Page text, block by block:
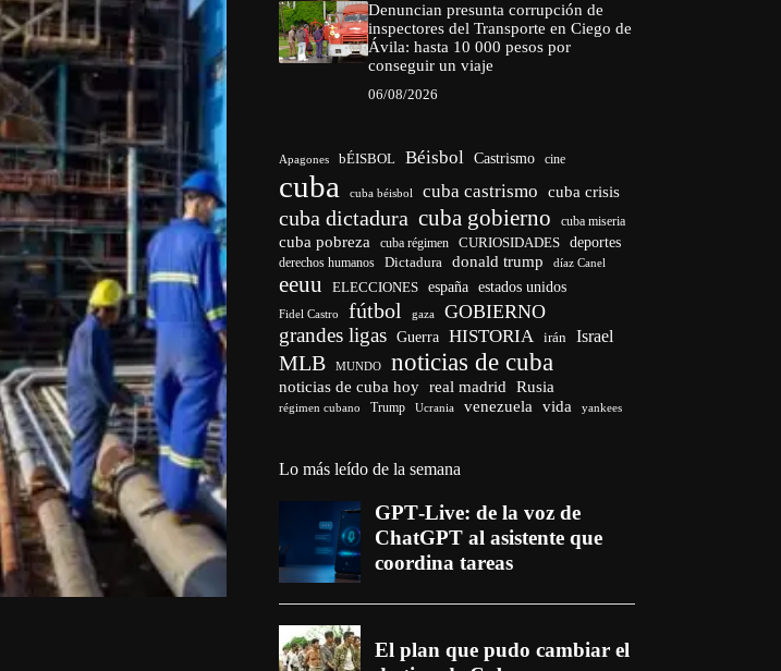
Denuncian presunta corrupción de
inspectores del Transporte en Ciego de
Ávila: hasta 10 000 pesos por
conseguir un viaje
06/08/2026
Apagones bÉISBOL Béisbol Castrismo cine
cuba cuba béisbol cuba castrismo cuba crisis
cuba dictadura cuba gobierno cuba miseria
cuba pobreza cuba régimen CURIOSIDADES deportes
derechos humanos Dictadura donald trump díaz Canel
eeuu ELECCIONES españa estados unidos
Fidel Castro fútbol gaza GOBIERNO
grandes ligas Guerra HISTORIA irán Israel
MLB MUNDO noticias de cuba
noticias de cuba hoy real madrid Rusia
régimen cubano Trump Ucrania venezuela vida yankees
Lo más leído de la semana